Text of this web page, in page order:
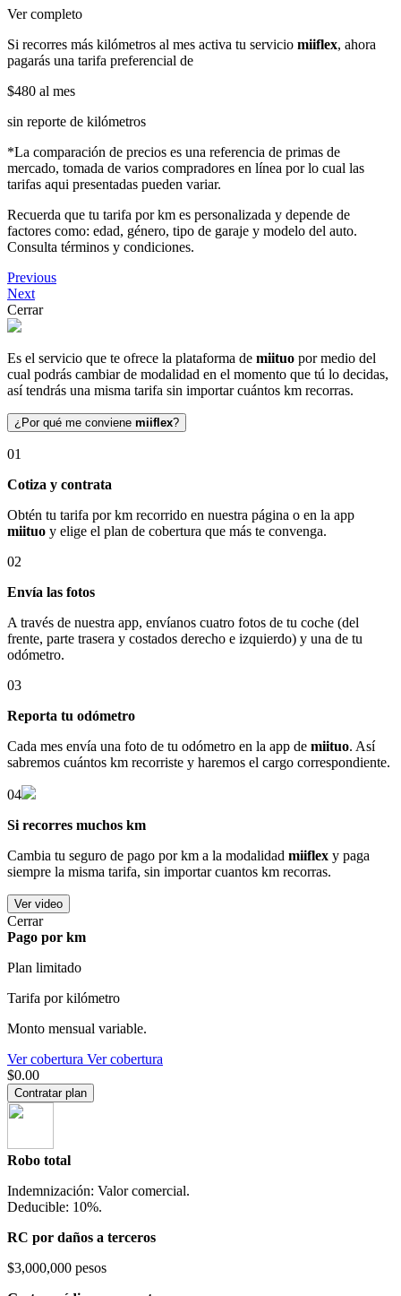
Ver completo
Si recorres más kilómetros al mes activa tu servicio miiflex, ahora
pagarás una tarifa preferencial de
$480 al mes
sin reporte de kilómetros
*La comparación de precios es una referencia de primas de
mercado, tomada de varios compradores en línea por lo cual las
tarifas aqui presentadas pueden variar.
Recuerda que tu tarifa por km es personalizada y depende de
factores como: edad, género, tipo de garaje y modelo del auto.
Consulta términos y condiciones.
Previous
Next
Cerrar
Es el servicio que te ofrece la plataforma de miituo por medio del
cual podrás cambiar de modalidad en el momento que tú lo decidas,
así tendrás una misma tarifa sin importar cuántos km recorras.
¿Por qué me conviene miiflex?
01
Cotiza y contrata
Obtén tu tarifa por km recorrido en nuestra página o en la app
miituo y elige el plan de cobertura que más te convenga.
02
Envía las fotos
A través de nuestra app, envíanos cuatro fotos de tu coche (del
frente, parte trasera y costados derecho e izquierdo) y una de tu
odómetro.
03
Reporta tu odómetro
Cada mes envía una foto de tu odómetro en la app de miituo. Así
sabremos cuántos km recorriste y haremos el cargo correspondiente.
04
Si recorres muchos km
Cambia tu seguro de pago por km a la modalidad miiflex y paga
siempre la misma tarifa, sin importar cuantos km recorras.
Ver video
Cerrar
Pago por km
Plan limitado
Tarifa por kilómetro
Monto mensual variable.
Ver cobertura Ver cobertura
$0.00
Contratar plan
Robo total
Indemnización: Valor comercial.
Deducible: 10%.
RC por daños a terceros
$3,000,000 pesos